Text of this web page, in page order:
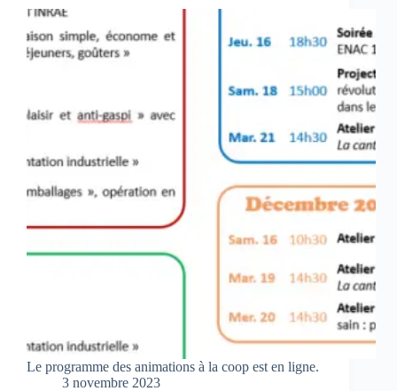
Le programme des animations à la coop est en ligne.
3 novembre 2023